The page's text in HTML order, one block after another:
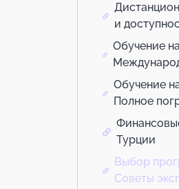
и
Обучение
Обучение
Полное
Турции
Выбор
Советы